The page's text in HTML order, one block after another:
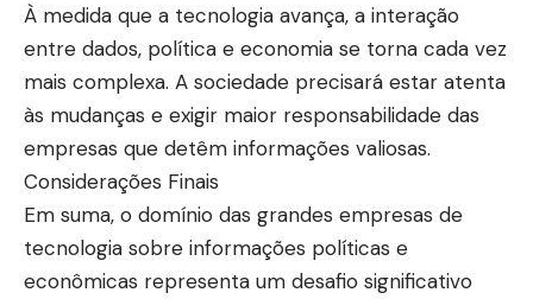
À medida que a tecnologia avança, a interação
entre dados, política e economia se torna cada vez
mais complexa. A sociedade precisará estar atenta
às mudanças e exigir maior responsabilidade das
empresas que detêm informações valiosas.
Considerações Finais
Em suma, o domínio das grandes empresas de
tecnologia sobre informações políticas e
econômicas representa um desafio significativo